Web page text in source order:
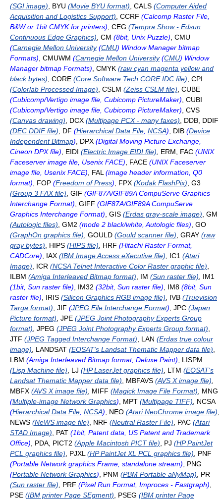
(SGI image) , BYU (Movie BYU format) , CALS (Computer Aided
Acquisition and Logistics Support) , CCRF (Calcomp Raster File,
B&W or 1bit CMYK for printers) , CEG (Tempra Show - Edsun
Continuous Edge Graphics) , CM (8bit, Unix Puzzle) , CMU
(Carnegie Mellon University(CMU) Window Manager bitmap
Formats) , CMUWM (Carnegie Mellon University(CMU) Window
Manager bitmap Formats) , CMYK (raw cyan magenta yellow and
black bytes) , CORE (Core Software Tech CORE IDC file) , CPI
(Colorlab Processed Image) , CSLM (Zeiss CSLM file) , CUBE
(Cubicomp/Vertigo image file, Cubicomp PictureMaker) , CUBI
(Cubicomp/Vertigo image file, Cubicomp PictureMaker) , CVS
(Canvas drawing) , DCX (Multipage PCX - many faxes) , DDB, DDIF
(DEC DDIF file) , DF (Hierarchical Data File NCSA) , DIB (Device
Independent Bitmap) , DPX (Digital Moving Picture Exchange,
Cineon DPX file) , EIDI (Electric Image EIDI file) , ERM, FAC (UNIX
Faceserver image file, Usenix FACE) , FACE (UNIX Faceserver
image file, Usenix FACE) , FAL (image header information, Q0
format) , FOP (Freedom of Press) , FPX (Kodak FlashPix) , G3
(Group 3 FAX file) , GIF (GIF87A/GIF89A CompuServe Graphics
Interchange Format) , GIFF (GIF87A/GIF89A CompuServe
Graphics Interchange Format) , GIS (Erdas gray-scale image) , GM
(Autologic files) , GM2 (mode 2 black/white, Autologic files) , GO
(GraphOn graphics file) , GOULD (Gould scanner file) , GRAY (raw
gray bytes) , HIPS (HIPS file) , HRF (Hitachi Raster Format,
CADCore) , IAX (IBM Image Access eXecutive file) , IC1 (Atari
Image) , ICR (NCSA Telnet Interactive Color Raster graphic file)
ILBM (Amiga Interleaved Bitmap format) , IM (Sun raster file) , IM1
(1bit, Sun raster file) , IM32 (32bit, Sun raster file) , IM8 (8bit, Sun
raster file) , IRIS (Silicon Graphics RGB image file) , IVB (Truevision
Targa format) , JIF (JPEG File Interchange Format) , JPC (Japan
Picture format) , JPE (JPEG Joint Photography Experts Group
format) , JPEG (JPEG Joint Photography Experts Group format)
JTF (JPEG Tagged Interchange Format) , LAN (Erdas true colour
image) , LANDSAT (EOSAT's Landsat Thematic Mapper data file)
LBM (Amiga Interleaved Bitmap format, Deluxe Paint) , LISPM
(Lisp Machine file) , LJ (HP LaserJet graphics file) , LTM (EOSAT's
Landsat Thematic Mapper data file) , MBFAVS (AVS X image file)
MBFX (AVS X image file) , MIFF (Magick Image File Format) , MNG
(Multiple-image Network Graphics) , MPT (Multipage TIFF) , NCSA
(Hierarchical Data File NCSA) , NEO (Atari NeoChrome image file)
NEWS (NeWS image file) , NRF (Neutral Raster File) , PAC (Atari
STAD Image) , PAT (1bit, Patent data, US Patent and Trademark
Office) , PDA, PICT2 (Apple Macintosh PICT file) , PJ (HP PaintJet
PCL graphics file) , PJXL (HP PaintJet XL PCL graphics file) , PNF
(Portable Network graphics Frame, standalone stream) , PNG
(Portable Network Graphics) , PNM (PBM Portable aNyMap) , PR
(Sun raster file) , PRF (Pixel Run Format, Improces - Fastgraph)
PSE (IBM printer Page SEgment) , PSEG (IBM printer Page